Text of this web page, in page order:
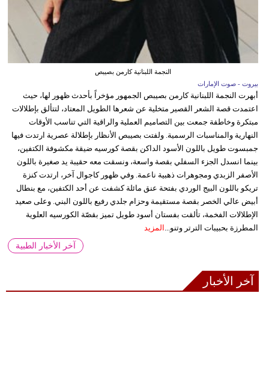
النجمة اللبنانية كارمن بصيبص
بيروت - صوت الإمارات
أبهرت النجمة اللبنانية كارمن بصيبص الجمهور مؤخراً بأحدث ظهور لها، حيث
اعتمدت قصة الشعر القصير متخلية عن شعرها الطويل المعتاد، لتتألق بإطلالات
مبتكرة وخاطفة جمعت بين التصاميم العملية والراقية التي تناسب الأوقات
النهارية والمناسبات الرسمية. ولفتت بصيبص الأنظار بإطلالة عصرية ارتدت فيها
جمبسوت طويل باللون الأسود الداكن بقصة كورسيه ضيقة مكشوفة الكتفين،
بينما انسدل الجزء السفلي بقصة واسعة، ونسقت معه حقيبة يد صغيرة باللون
الأصفر الزبدي ومجوهرات ذهبية ناعمة. وفي ظهور كاجوال آخر، ارتدت كنزة
تريكو باللون البيج الوردي بفتحة عنق مائلة كشفت عن أحد الكتفين، مع بنطال
أبيض عالي الخصر بقصة مستقيمة وحزام جلدي رفيع باللون البني. وعلى صعيد
الإطلالات الفخمة، تألقت بفستان أسود طويل تميز بقصّة الكورسيه العلوية
المطرزة بحبيبات الترتر وتنو... المزيد
آخر الأخبار الطبية
آخر الأخبار